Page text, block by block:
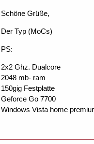
Schöne Grüße,
Der Typ (MoCs)
PS:
2x2 Ghz. Dualcore
2048 mb- ram
150gig Festplatte
Geforce Go 7700
Windows Vista home